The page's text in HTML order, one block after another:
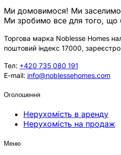
Ми домовимося! Ми
Ми зробимо все для того, що
Торгова марка Noblesse Homes
поштовий індекс 17000,
Тел: +420 735 080 191
E-mail: info@noblessehomes.com
Оголошення
Нерухомість в аренду
Нерухомість на продаж
Меню